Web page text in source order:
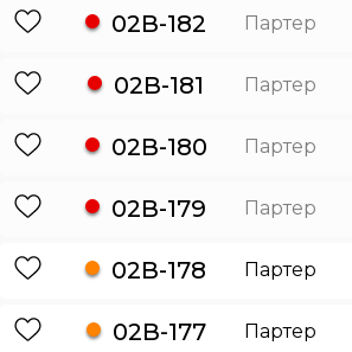
02В-182 Партер
02В-181 Партер
02В-180 Партер
02В-179 Партер
02В-178 Партер
02В-177 Партер